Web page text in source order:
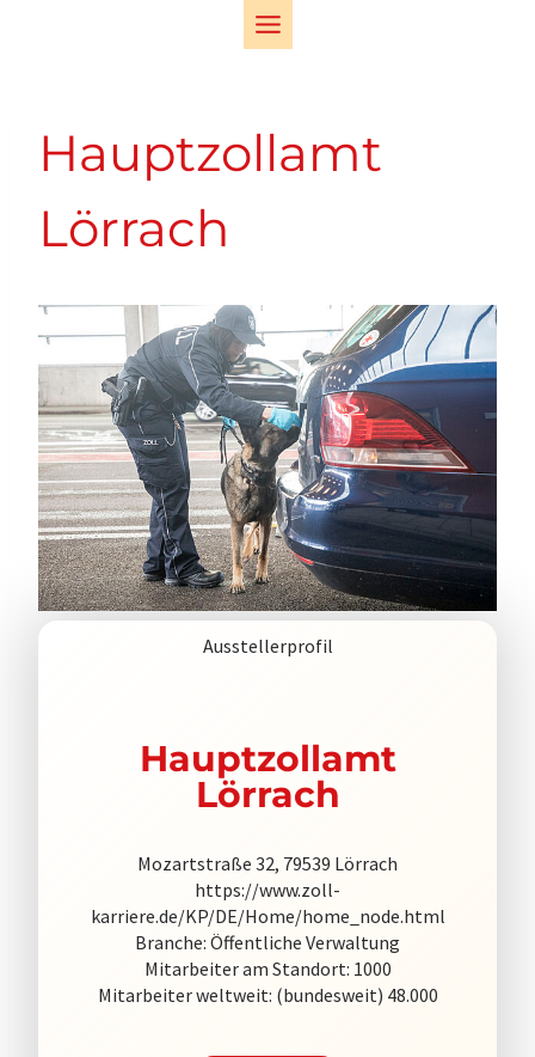
Hauptzollamt
Lörrach
Ausstellerprofil
Hauptzollamt
Lörrach
Mozartstraße 32, 79539 Lörrach
https://www.zoll-
karriere.de/KP/DE/Home/home_node.html
Branche: Öffentliche Verwaltung
Mitarbeiter am Standort: 1000
Mitarbeiter weltweit: (bundesweit) 48.000